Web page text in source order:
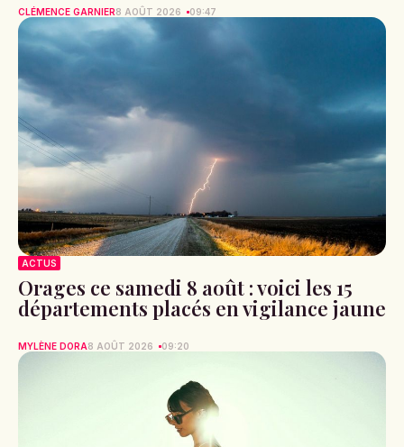
CLÉMENCE GARNIER8 AOÛT 2026 09:47
ACTUS
Orages ce samedi 8 août : voici les 15
départements placés en vigilance jaune
MYLÈNE DORA8 AOÛT 2026 09:20